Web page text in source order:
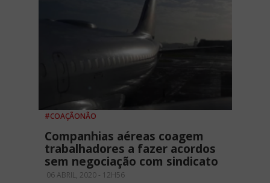
#COAÇÃONÃO
Companhias aéreas coagem
trabalhadores a fazer acordos
sem negociação com sindicato
06 ABRIL, 2020 - 12H56